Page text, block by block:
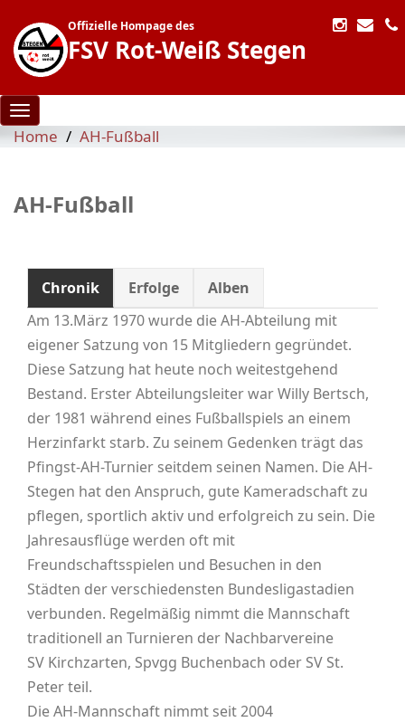
Offizielle Hompage des
FSV Rot-Weiß Stegen
Toggle navigation
Home AH-Fußball
AH-Fußball
Chronik Erfolge
Alben
Am 13.März 1970 wurde die AH-Abteilung mit
eigener Satzung von 15 Mitgliedern gegründet.
Diese Satzung hat heute noch weitestgehend
Bestand. Erster Abteilungsleiter war Willy Bertsch,
der 1981 während eines Fußballspiels an einem
Herzinfarkt starb. Zu seinem Gedenken trägt das
Pfingst-AH-Turnier seitdem seinen Namen. Die AH-
Stegen hat den Anspruch, gute Kameradschaft zu
pflegen, sportlich aktiv und erfolgreich zu sein. Die
Jahresausflüge werden oft mit
Freundschaftsspielen und Besuchen in den
Städten der verschiedensten Bundesligastadien
verbunden. Regelmäßig nimmt die Mannschaft
traditionell an Turnieren der Nachbarvereine
SV Kirchzarten, Spvgg Buchenbach oder SV St.
Peter teil.
Die AH-Mannschaft nimmt seit 2004